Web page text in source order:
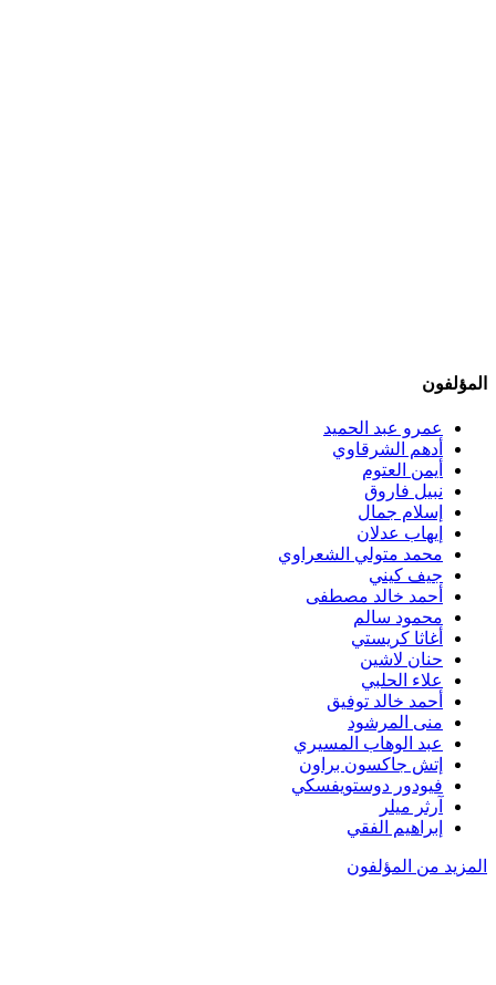
المؤلفون
عمرو عبد الحميد
أدهم الشرقاوي
أيمن العتوم
نبيل فاروق
إسلام جمال
إيهاب عدلان
محمد متولي الشعراوي
جيف كيني
أحمد خالد مصطفى
محمود سالم
أغاثا كريستي
حنان لاشين
علاء الحلبي
أحمد خالد توفيق
منى المرشود
عبد الوهاب المسيري
إتش جاكسون براون
فيودور دوستويفسكي
آرثر ميلر
إبراهيم الفقي
المزيد من المؤلفون